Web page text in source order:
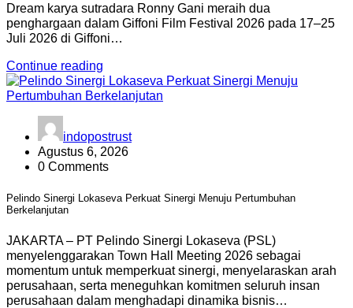
Dream karya sutradara Ronny Gani meraih dua
penghargaan dalam Giffoni Film Festival 2026 pada 17–25
Juli 2026 di Giffoni…
Continue reading
indopostrust
Agustus 6, 2026
0 Comments
Pelindo Sinergi Lokaseva Perkuat Sinergi Menuju Pertumbuhan
Berkelanjutan
JAKARTA – PT Pelindo Sinergi Lokaseva (PSL)
menyelenggarakan Town Hall Meeting 2026 sebagai
momentum untuk memperkuat sinergi, menyelaraskan arah
perusahaan, serta meneguhkan komitmen seluruh insan
perusahaan dalam menghadapi dinamika bisnis…